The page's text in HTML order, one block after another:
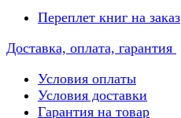
Переплет книг на заказ
Доставка, оплата, гарантия
Условия оплаты
Условия доставки
Гарантия на товар